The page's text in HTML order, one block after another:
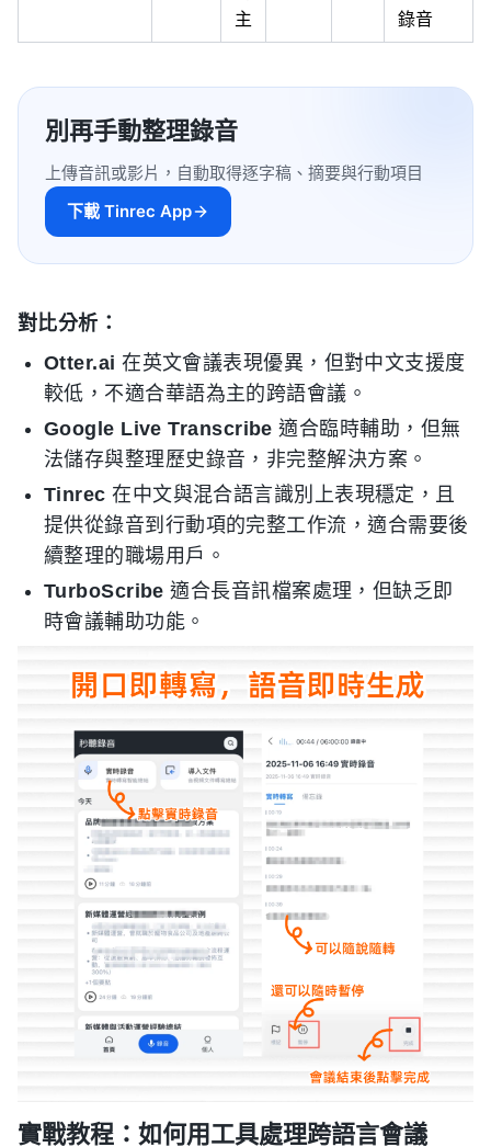
主
錄音
別再手動整理錄音
上傳音訊或影片，自動取得逐字稿、摘要與行動項目
下載 Tinrec App
對比分析：
Otter.ai 在英文會議表現優異，但對中文支援度
較低，不適合華語為主的跨語會議。
Google Live Transcribe 適合臨時輔助，但無
法儲存與整理歷史錄音，非完整解決方案。
Tinrec 在中文與混合語言識別上表現穩定，且
提供從錄音到行動項的完整工作流，適合需要後
續整理的職場用戶。
TurboScribe 適合長音訊檔案處理，但缺乏即
時會議輔助功能。
實戰教程：如何用工具處理跨語言會議